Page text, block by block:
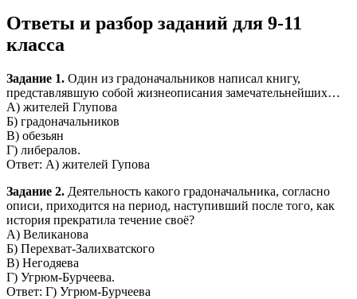
Ответы и разбор заданий для 9-11
класса
Задание 1. Один из градоначальников написал книгу,
представлявшую собой жизнеописания замечательнейших…
А) жителей Глупова
Б) градоначальников
В) обезьян
Г) либералов.
Ответ: А) жителей Гупова
Задание 2. Деятельность какого градоначальника, согласно
описи, приходится на период, наступивший после того, как
история прекратила течение своё?
А) Великанова
Б) Перехват-Залихватского
В) Негодяева
Г) Угрюм-Бурчеева.
Ответ: Г) Угрюм-Бурчеева